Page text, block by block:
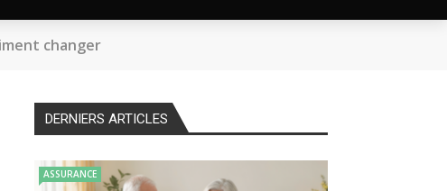
changer
DERNIERS ARTICLES
ASSURANCE